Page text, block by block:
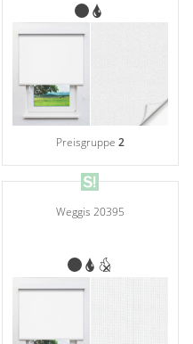
Preisgruppe 2
Weggis 20395